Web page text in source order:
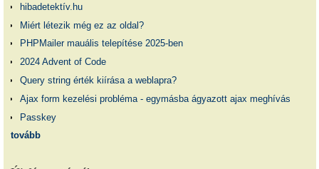
hibadetektív.hu
Miért létezik még ez az oldal?
PHPMailer mauális telepítése 2025-ben
2024 Advent of Code
Query string érték kiírása a weblapra?
Ajax form kezelési probléma - egymásba ágyazott ajax meghívás
Passkey
tovább